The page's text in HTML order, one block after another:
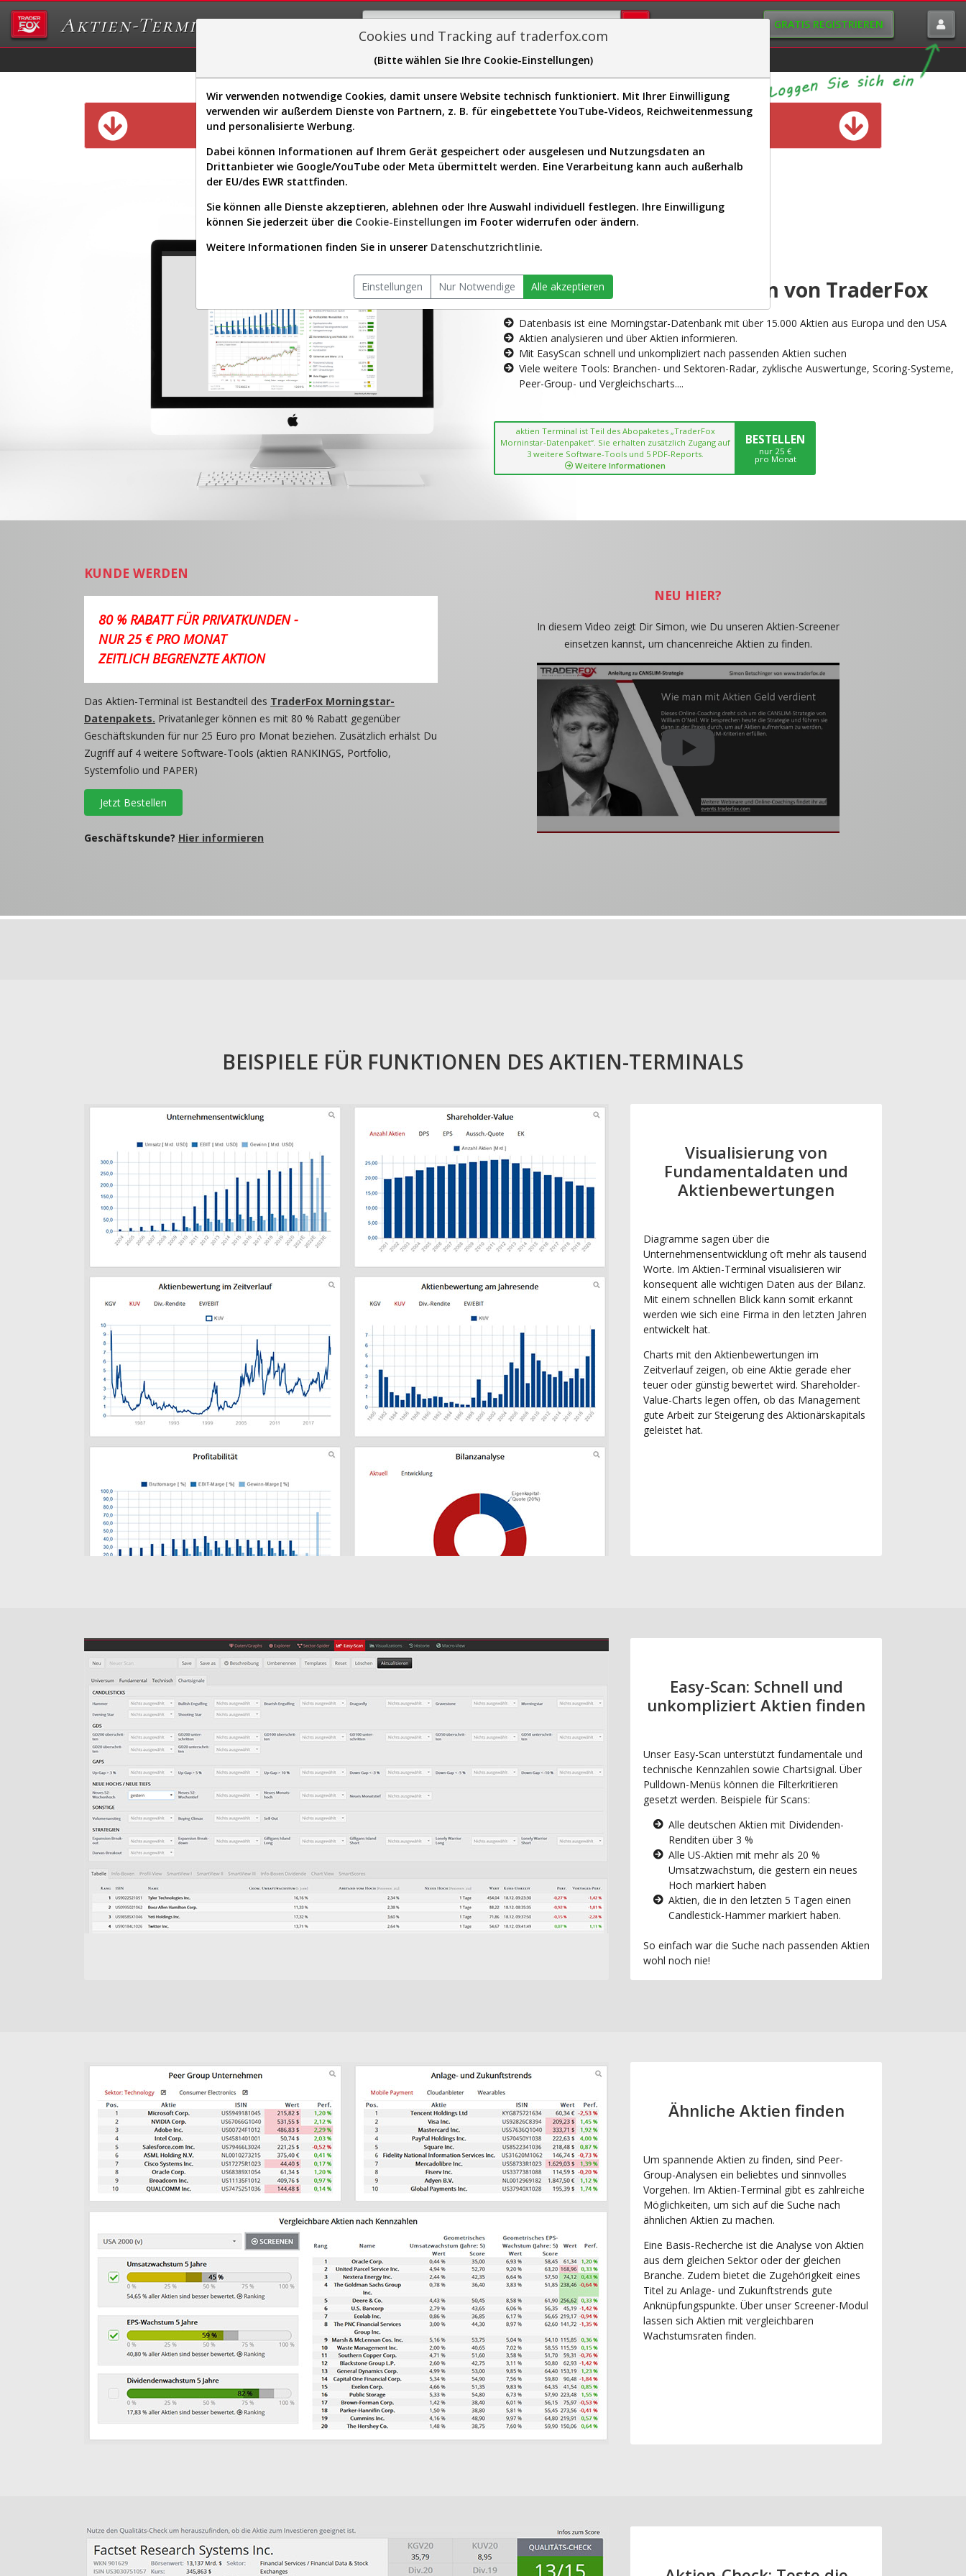
Aktien-Terminal GRATIS REGISTRIEREN
Sector-Spider Easy-Scan Visualizations
Diese Funktion ist nur für Premium-Kunden verfügbar
AKTIEN-TERMINAL
Die Aktienanalyse-Plattform von TraderFox
Datenbasis ist eine Morningstar-Datenbank mit über 15.000 Aktien aus Europa und den USA
Aktien analysieren und über Aktien informieren.
Mit EasyScan schnell und unkompliziert nach passenden Aktien suchen
Viele weitere Tools: Branchen- und Sektoren-Radar, zyklische Auswertunge, Scoring-Systeme,
Peer-Group- und Vergleichscharts....
aktien Terminal ist Teil des Abopaketes „TraderFox
Morninstar-Datenpaket“. Sie erhalten zusätzlich Zugang auf
3 weitere Software-Tools und 5 PDF-Reports.
Weitere Informationen
BESTELLEN
nur 25 €
pro Monat
KUNDE WERDEN
80 % RABATT FÜR PRIVATKUNDEN -
NUR 25 € PRO MONAT
ZEITLICH BEGRENZTE AKTION
Das Aktien-Terminal ist Bestandteil des TraderFox Morningstar-
Datenpakets. Privatanleger können es mit 80 % Rabatt gegenüber
Geschäftskunden für nur 25 Euro pro Monat beziehen. Zusätzlich erhälst Du
Zugriff auf 4 weitere Software-Tools (aktien RANKINGS, Portfolio,
Systemfolio und PAPER)
Jetzt Bestellen
Geschäftskunde? Hier informieren
NEU HIER?
In diesem Video zeigt Dir Simon, wie Du unseren Aktien-Screener
einsetzen kannst, um chancenreiche Aktien zu finden.
BEISPIELE FÜR FUNKTIONEN DES AKTIEN-TERMINALS
Visualisierung von
Fundamentaldaten und
Aktienbewertungen
Diagramme sagen über die
Unternehmensentwicklung oft mehr als tausend
Worte. Im Aktien-Terminal visualisieren wir
konsequent alle wichtigen Daten aus der Bilanz.
Mit einem schnellen Blick kann somit erkannt
werden wie sich eine Firma in den letzten Jahren
entwickelt hat.
Charts mit den Aktienbewertungen im
Zeitverlauf zeigen, ob eine Aktie gerade eher
teuer oder günstig bewertet wird. Shareholder-
Value-Charts legen offen, ob das Management
gute Arbeit zur Steigerung des Aktionärskapitals
geleistet hat.
Easy-Scan: Schnell und
unkompliziert Aktien finden
Unser Easy-Scan unterstützt fundamentale und
technische Kennzahlen sowie Chartsignal. Über
Pulldown-Menüs können die Filterkritieren
gesetzt werden. Beispiele für Scans:
Alle deutschen Aktien mit Dividenden-
Renditen über 3 %
Alle US-Aktien mit mehr als 20 %
Umsatzwachstum, die gestern ein neues
Hoch markiert haben
Aktien, die in den letzten 5 Tagen einen
Candlestick-Hammer markiert haben.
So einfach war die Suche nach passenden Aktien
wohl noch nie!
Ähnliche Aktien finden
Um spannende Aktien zu finden, sind Peer-
Group-Analysen ein beliebtes und sinnvolles
Vorgehen. Im Aktien-Terminal gibt es zahlreiche
Möglichkeiten, um sich auf die Suche nach
ähnlichen Aktien zu machen.
Eine Basis-Recherche ist die Analyse von Aktien
aus dem gleichen Sektor oder der gleichen
Branche. Zudem bietet die Zugehörigkeit eines
Titel zu Anlage- und Zukunftstrends gute
Anknüpfungspunkte. Über unser Screener-Modul
lassen sich Aktien mit vergleichbaren
Wachstumsraten finden.
Cookies und Tracking auf traderfox.com
(Bitte wählen Sie Ihre Cookie-Einstellungen)
Wir verwenden notwendige Cookies, damit unsere Website technisch funktioniert. Mit Ihrer Einwilligung
verwenden wir außerdem Dienste von Partnern, z. B. für eingebettete YouTube-Videos, Reichweitenmessung
und personalisierte Werbung.
Dabei können Informationen auf Ihrem Gerät gespeichert oder ausgelesen und Nutzungsdaten an
Drittanbieter wie Google/YouTube oder Meta übermittelt werden. Eine Verarbeitung kann auch außerhalb
der EU/des EWR stattfinden.
Sie können alle Dienste akzeptieren, ablehnen oder Ihre Auswahl individuell festlegen. Ihre Einwilligung
können Sie jederzeit über die Cookie-Einstellungen im Footer widerrufen oder ändern.
Weitere Informationen finden Sie in unserer Datenschutzrichtlinie.
Einstellungen Nur Notwendige Alle akzeptieren